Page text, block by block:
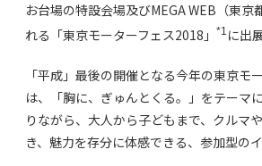
お台場の特設会場及びMEGA WEB（東京
れる「東京モーターフェス2018」
*1 に出
「平成」最後の開催となる今年の東京モ
は、「胸に、ぎゅんとくる。」をテーマ
りながら、大人から子どもまで、クルマ
き、魅力を存分に体感できる、参加型のイ